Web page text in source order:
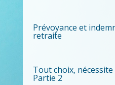
Prévoyance et
retraite
Tout choix,
Partie 2